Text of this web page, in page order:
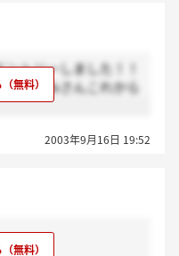
トリーしました！！
のでみさんこれから
2003年9月16日 19:52